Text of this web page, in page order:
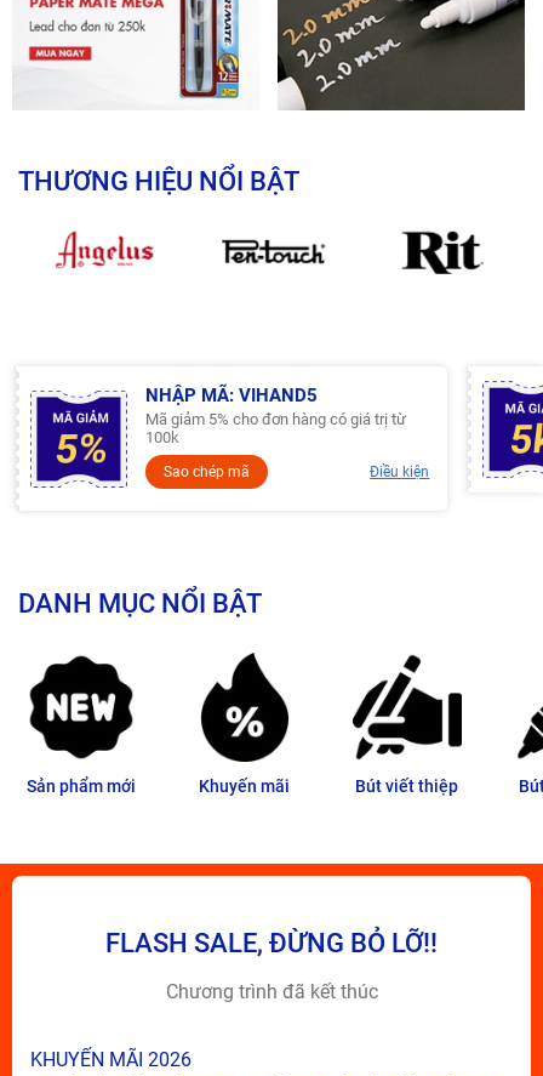
THƯƠNG HIỆU NỔI BẬT
NHẬP MÃ: VIHAND5
Mã giảm 5% cho đơn hàng có giá trị từ
100k
Sao chép mã Điều kiện
DANH MỤC NỔI BẬT
Sản phẩm mới Khuyến mãi Bút viết thiệp
FLASH SALE, ĐỪNG BỎ LỠ!!
Chương trình đã kết thúc
KHUYẾN MÃI 2026